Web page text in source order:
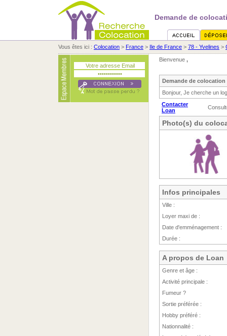
Demande de
Vous êtes ici : Colocation > France > Ile de France > 78 - Yvelines >
Bienvenue ,
Demande de colocation
Bonjour, Je cherche un
Contacter
Loan
Photo(s) du
Infos principales
Ville :
Loyer maxi de :
Date d'emménagement :
Durée :
A propos de Loan
Genre et âge :
Activité principale :
Fumeur ?
Sortie préférée :
Hobby préféré :
Nationnalité :